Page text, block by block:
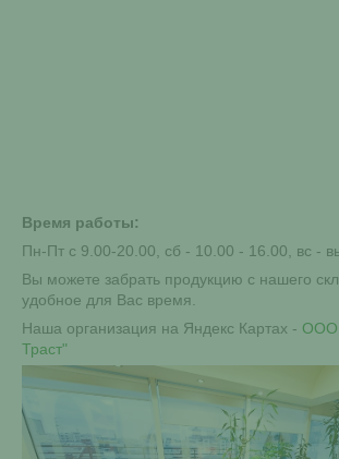
Время работы:
Пн-Пт с 9.00-20.00, сб - 10.00 - 16.00, вс -
Вы можете забрать продукцию с нашего
удобное для Вас время.
Наша организация на Яндекс Картах - ООО
Траст"